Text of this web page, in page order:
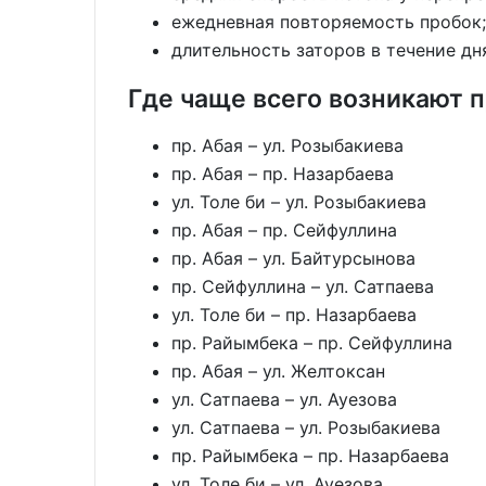
ежедневная повторяемость пробок;
длительность заторов в течение
Где чаще всего возникают
пр. Абая – ул. Розыбакиева
пр. Абая – пр. Назарбаева
ул. Толе би – ул. Розыбакиева
пр. Абая – пр. Сейфуллина
пр. Абая – ул. Байтурсынова
пр. Сейфуллина – ул. Сатпаева
ул. Толе би – пр. Назарбаева
пр. Райымбека – пр. Сейфуллина
пр. Абая – ул. Желтоксан
ул. Сатпаева – ул. Ауезова
ул. Сатпаева – ул. Розыбакиева
пр. Райымбека – пр. Назарбаева